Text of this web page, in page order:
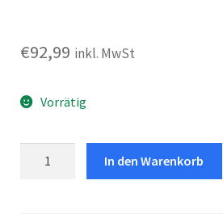
€92,99 inkl. MwSt
Vorrätig
In den Warenkorb